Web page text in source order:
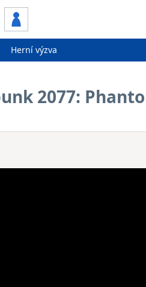
Herní výzva
2077: